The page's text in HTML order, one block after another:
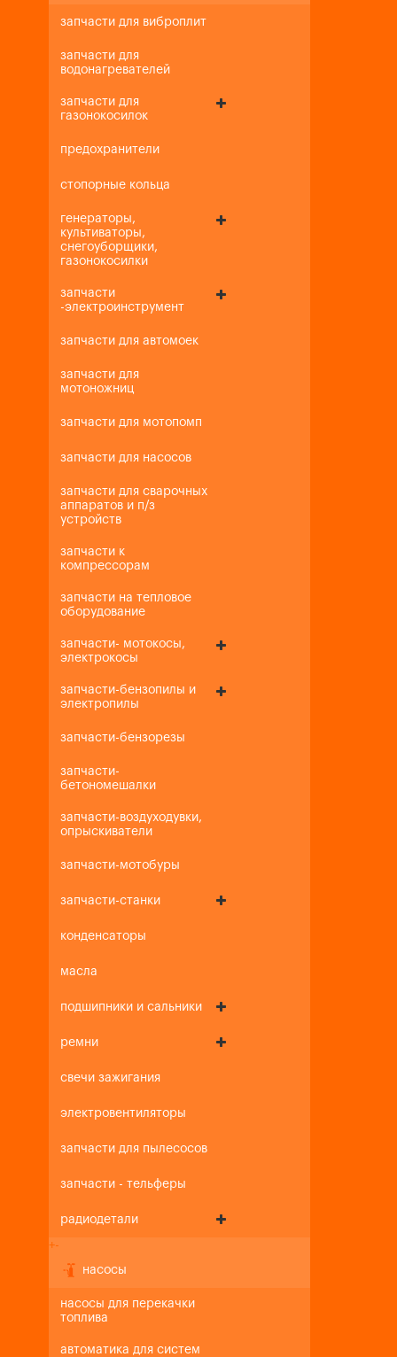
запчасти для виброплит
запчасти для
водонагревателей
запчасти для
газонокосилок
предохранители
стопорные кольца
генераторы,
культиваторы,
снегоуборщики,
газонокосилки
запчасти
-электроинструмент
запчасти для автомоек
запчасти для
мотоножниц
запчасти для мотопомп
запчасти для насосов
запчасти для сварочных
аппаратов и п/з
устройств
запчасти к
компрессорам
запчасти на тепловое
оборудование
запчасти- мотокосы,
электрокосы
запчасти-бензопилы и
электропилы
запчасти-бензорезы
запчасти-
бетономешалки
запчасти-воздуходувки,
опрыскиватели
запчасти-мотобуры
запчасти-станки
конденсаторы
масла
подшипники и сальники
ремни
свечи зажигания
электровентиляторы
запчасти для пылесосов
запчасти - тельферы
радиодетали
+-
насосы
насосы для перекачки
топлива
автоматика для систем